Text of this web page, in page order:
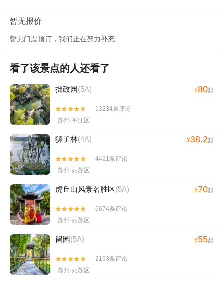
暂无报价
暂无门票预订，我们正在努力补充
看了该景点的人还看了
拙政园(5A) ¥80起


13234条评论
苏州·平江区
狮子林(4A) ¥38.2起


4421条评论
苏州·姑苏区
虎丘山风景名胜区(5A) ¥70起


6674条评论
苏州·姑苏区
留园(5A) ¥55起


2193条评论
苏州·姑苏区